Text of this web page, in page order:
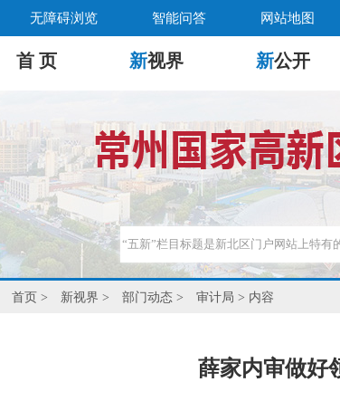
无障碍浏览 智能问答 网站地图
首 页 新视界 新公开
首页 > 新视界 > 部门动态 > 审计局 > 内容
薛家内审做好